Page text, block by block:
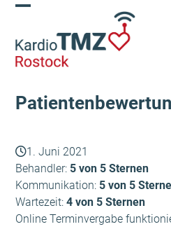
Skip
content
mobile
menu
mobile
menu
1. Juni 2021
Behandler: 5 von 5 Sternen
Kommunikation: 5 von 5
Wartezeit:4 von 5 Sternen
Online Terminvergabe